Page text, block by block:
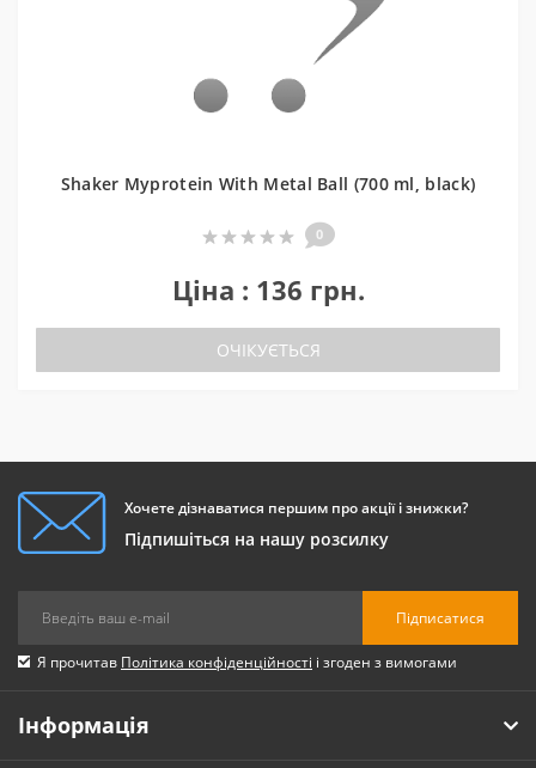
Shaker Myprotein With Metal Ball (700 ml, black)
0
Ціна : 136 грн.
ОЧІКУЄТЬСЯ
Хочете дізнаватися першим про акції і знижки?
Підпишіться на нашу розсилку
Підписатися
Я прочитав Політика конфіденційності і згоден з вимогами
Інформація